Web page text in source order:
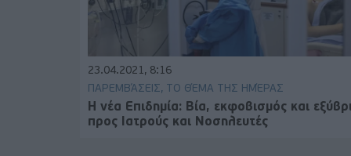
23.04.2021, 8:16
ΠΑΡΕΜΒΆΣΕΙΣ, ΤΟ ΘΈΜΑ ΤΗΣ ΗΜΈΡΑΣ
Η νέα Επιδημία: Βία, εκφοβισμός και
προς Ιατρούς και Νοσηλευτές